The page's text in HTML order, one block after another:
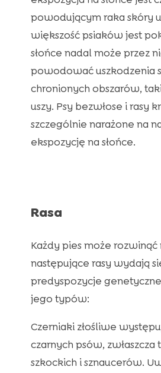
powodującym raka skóry
większość psiaków jest
słońce nadal może przez
powodować uszkodzenia
chronionych obszarów,
uszy. Psy bezwłose i rasy
szczególnie narażone na
ekspozycję na słońce.
Rasa
Każdy pies może rozwinąć
następujące rasy wydają
predyspozycje
jego typów:
Czerniaki złośliwe
czarnych psów,
szkockich i sznaucerów.